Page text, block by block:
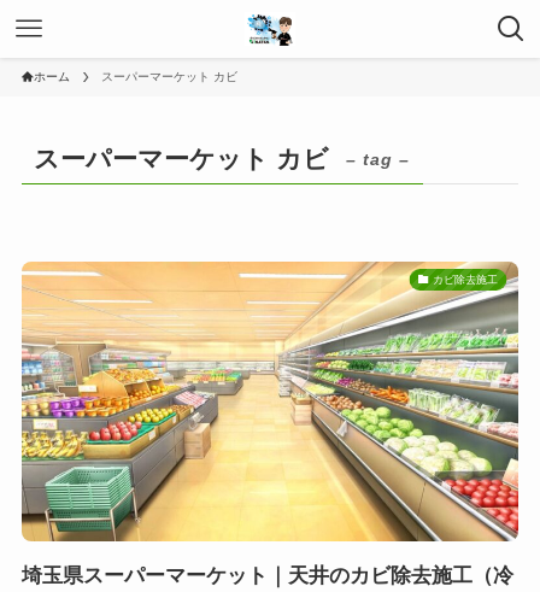
ホーム スーパーマーケット カビ
スーパーマーケット カビ – tag –
カビ除去施工
埼玉県スーパーマーケット｜天井のカビ除去施工（冷